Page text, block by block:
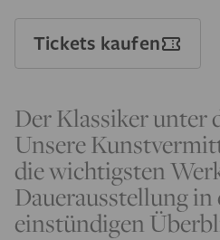
Tickets kaufen
Der Klassiker unter
Unsere
die wichtigsten
Dauerausstellung in
einstündigen